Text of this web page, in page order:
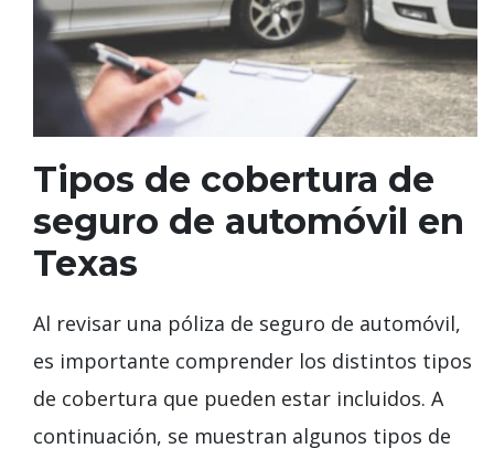
Tipos de cobertura de
seguro de automóvil en
Texas
Al revisar una póliza de seguro de automóvil,
es importante comprender los distintos tipos
de cobertura que pueden estar incluidos. A
continuación, se muestran algunos tipos de